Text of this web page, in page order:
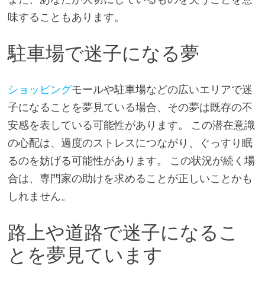
味することもあります。
駐車場で迷子になる夢
ショッピングモールや駐車場などの広いエリアで迷
子になることを夢見ている場合、その夢は既存の不
安感を表している可能性があります。 この潜在意識
の心配は、過度のストレスにつながり、ぐっすり眠
るのを妨げる可能性があります。 この状況が続く場
合は、専門家の助けを求めることが正しいことかも
しれません。
路上や道路で迷子になるこ
とを夢見ています